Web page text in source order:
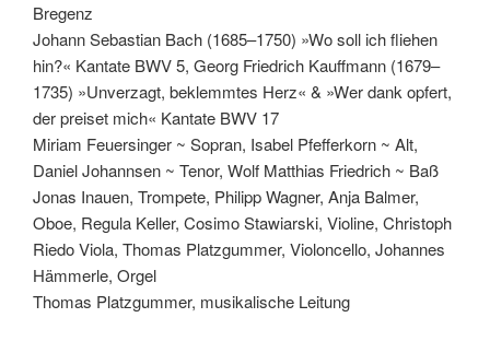
Bregenz
Johann Sebastian Bach (1685–1750) »Wo soll ich fliehen
hin?« Kantate BWV 5, Georg Friedrich Kauffmann (1679–
1735) »Unverzagt, beklemmtes Herz« & »Wer dank opfert,
der preiset mich« Kantate BWV 17
Miriam Feuersinger ~ Sopran, Isabel Pfefferkorn ~ Alt,
Daniel Johannsen ~ Tenor, Wolf Matthias Friedrich ~ Baß
Jonas Inauen, Trompete, Philipp Wagner, Anja Balmer,
Oboe, Regula Keller, Cosimo Stawiarski, Violine, Christoph
Riedo Viola, Thomas Platzgummer, Violoncello, Johannes
Hämmerle, Orgel
Thomas Platzgummer, musikalische Leitung